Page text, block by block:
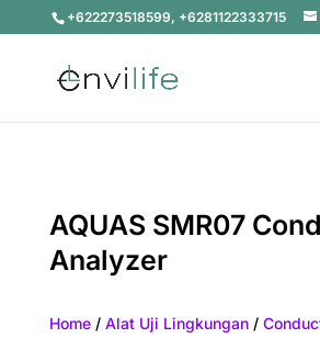
+622273518599, +6281122333715
AQUAS SMR07
Analyzer
Home/ Alat Uji Lingkungan/